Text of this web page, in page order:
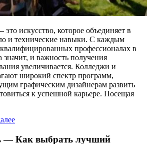
это искусство, которое объединяет в
и технические навыки. С каждым
профессионалах в
значит, и важность получения
увеличивается. Колледжи и
широкий спектр программ,
графическим дизайнерам развить
к успешной карьере. Посещая
— Как выбрать лучший